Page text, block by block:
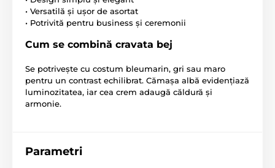
• Versatilă și ușor de asortat
• Potrivită pentru business și ceremonii
Cum se combină cravata bej
Se potrivește cu costum bleumarin, gri sau maro
pentru un contrast echilibrat. Cămașa albă evidențiază
luminozitatea, iar cea crem adaugă căldură și
armonie.
Parametri